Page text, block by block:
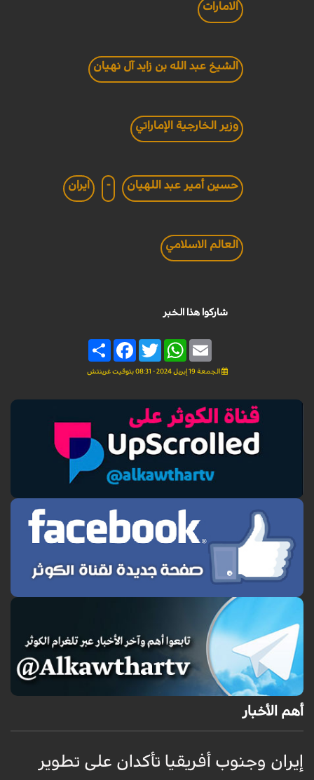
الامارات
الشيخ عبد الله بن زايد آل نهيان
وزير الخارجية الإماراتي
حسين أمير عبد اللهيان - ايران
العالم الاسلامي
شاركوا هذا الخبر
Share
FacebookTwitter
WhatsAppEmail
الجمعة 19 إبريل 2024 - 08:31 بتوقيت غرينتش
أهم الأخبار
إيران وجنوب أفريقيا تأكدان على تطوير